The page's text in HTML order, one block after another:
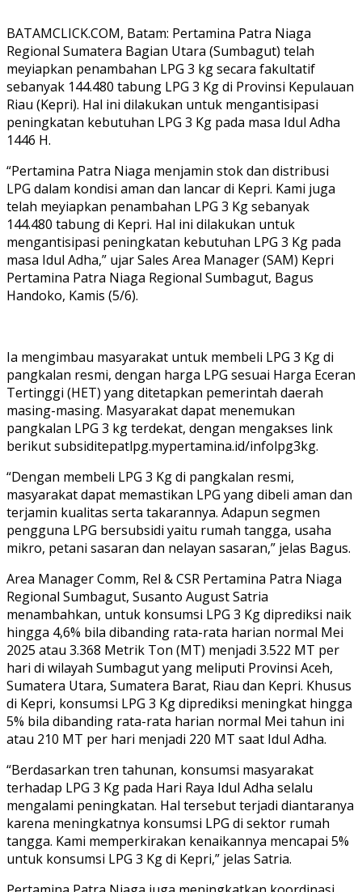
BATAMCLICK.COM, Batam: Pertamina Patra Niaga
Regional Sumatera Bagian Utara (Sumbagut) telah
meyiapkan penambahan LPG 3 kg secara fakultatif
sebanyak 144.480 tabung LPG 3 Kg di Provinsi Kepulauan
Riau (Kepri). Hal ini dilakukan untuk mengantisipasi
peningkatan kebutuhan LPG 3 Kg pada masa Idul Adha
1446 H.
“Pertamina Patra Niaga menjamin stok dan distribusi
LPG dalam kondisi aman dan lancar di Kepri. Kami juga
telah meyiapkan penambahan LPG 3 Kg sebanyak
144.480 tabung di Kepri. Hal ini dilakukan untuk
mengantisipasi peningkatan kebutuhan LPG 3 Kg pada
masa Idul Adha,” ujar Sales Area Manager (SAM) Kepri
Pertamina Patra Niaga Regional Sumbagut, Bagus
Handoko, Kamis (5/6).
Ia mengimbau masyarakat untuk membeli LPG 3 Kg di
pangkalan resmi, dengan harga LPG sesuai Harga Eceran
Tertinggi (HET) yang ditetapkan pemerintah daerah
masing-masing. Masyarakat dapat menemukan
pangkalan LPG 3 kg terdekat, dengan mengakses link
berikut subsiditepatlpg.mypertamina.id/infolpg3kg.
“Dengan membeli LPG 3 Kg di pangkalan resmi,
masyarakat dapat memastikan LPG yang dibeli aman dan
terjamin kualitas serta takarannya. Adapun segmen
pengguna LPG bersubsidi yaitu rumah tangga, usaha
mikro, petani sasaran dan nelayan sasaran,” jelas Bagus.
Area Manager Comm, Rel & CSR Pertamina Patra Niaga
Regional Sumbagut, Susanto August Satria
menambahkan, untuk konsumsi LPG 3 Kg diprediksi naik
hingga 4,6% bila dibanding rata-rata harian normal Mei
2025 atau 3.368 Metrik Ton (MT) menjadi 3.522 MT per
hari di wilayah Sumbagut yang meliputi Provinsi Aceh,
Sumatera Utara, Sumatera Barat, Riau dan Kepri. Khusus
di Kepri, konsumsi LPG 3 Kg diprediksi meningkat hingga
5% bila dibanding rata-rata harian normal Mei tahun ini
atau 210 MT per hari menjadi 220 MT saat Idul Adha.
“Berdasarkan tren tahunan, konsumsi masyarakat
terhadap LPG 3 Kg pada Hari Raya Idul Adha selalu
mengalami peningkatan. Hal tersebut terjadi diantaranya
karena meningkatnya konsumsi LPG di sektor rumah
tangga. Kami memperkirakan kenaikannya mencapai 5%
untuk konsumsi LPG 3 Kg di Kepri,” jelas Satria.